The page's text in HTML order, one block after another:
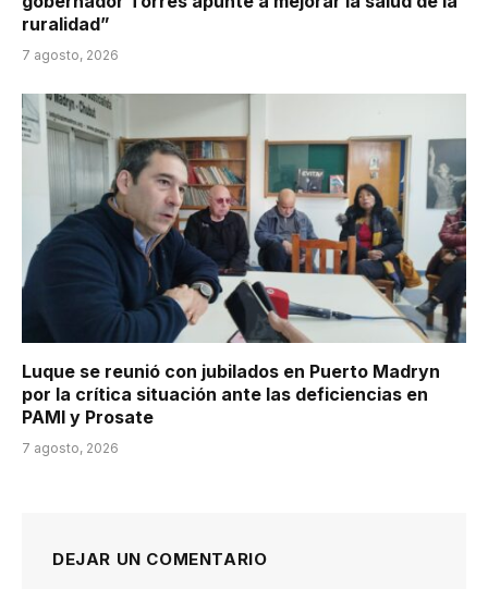
ruralidad”
7 agosto, 2026
Luque se reunió con jubilados en Puerto Madryn
por la crítica situación ante las deficiencias en
PAMI y Prosate
7 agosto, 2026
DEJAR UN COMENTARIO